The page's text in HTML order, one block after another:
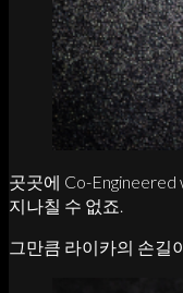
곳곳에 Co-
지나칠 수 없죠.
그만큼 라이카의 손길